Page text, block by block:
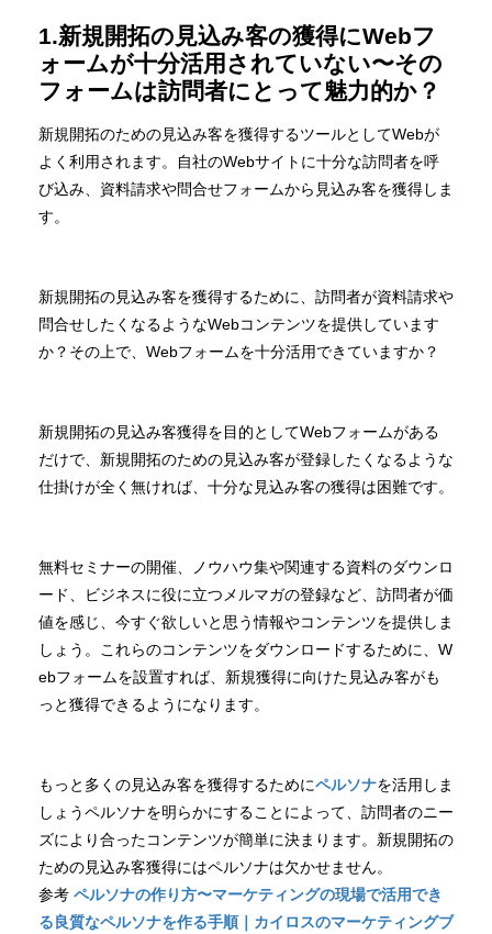
1.新規開拓の見込み客の獲得にWebフ
ォームが十分活用されていない〜その
フォームは訪問者にとって魅力的か？
新規開拓のための見込み客を獲得するツールとしてWebが
よく利用されます。自社のWebサイトに十分な訪問者を呼
び込み、資料請求や問合せフォームから見込み客を獲得しま
す。
新規開拓の見込み客を獲得するために、訪問者が資料請求や
問合せしたくなるようなWebコンテンツを提供しています
か？その上で、Webフォームを十分活用できていますか？
新規開拓の見込み客獲得を目的としてWebフォームがある
だけで、新規開拓のための見込み客が登録したくなるような
仕掛けが全く無ければ、十分な見込み客の獲得は困難です。
無料セミナーの開催、ノウハウ集や関連する資料のダウンロ
ード、ビジネスに役に立つメルマガの登録など、訪問者が価
値を感じ、今すぐ欲しいと思う情報やコンテンツを提供しま
しょう。これらのコンテンツをダウンロードするために、W
ebフォームを設置すれば、新規獲得に向けた見込み客がも
っと獲得できるようになります。
もっと多くの見込み客を獲得するためにペルソナを活用しま
しょうペルソナを明らかにすることによって、訪問者のニー
ズにより合ったコンテンツが簡単に決まります。新規開拓の
ための見込み客獲得にはペルソナは欠かせません。
参考 ペルソナの作り方〜マーケティングの現場で活用でき
る良質なペルソナを作る手順｜カイロスのマーケティングブ